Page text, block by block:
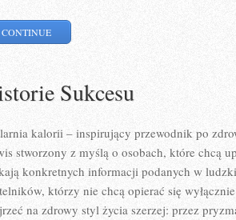
CONTINUE
Sukcesu
kalorii – inspirujący przewodnik po
stworzony z myślą o osobach, które chcą
konkretnych informacji podanych w
którzy nie chcą opierać się
na zdrowy styl życia szerzej: przez